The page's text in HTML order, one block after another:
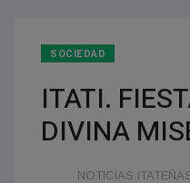
SOCIEDAD
ITATI.
DIVINA
NOTICIAS